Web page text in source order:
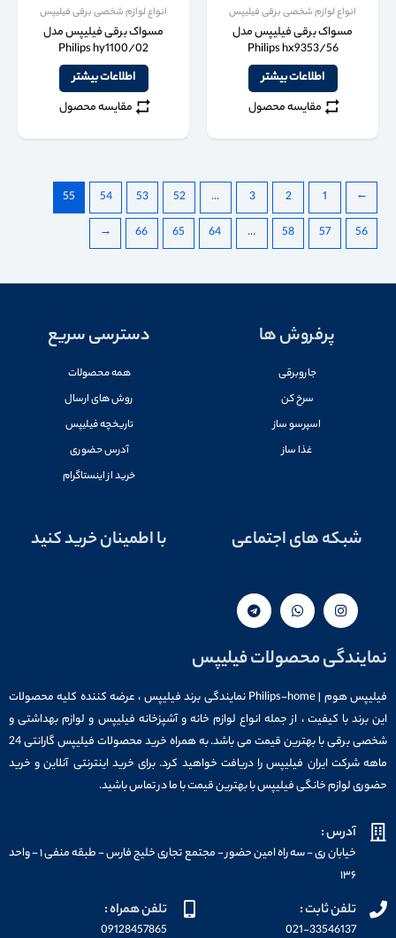
انواع لوازم شخصی برقی فیلیپس
مسواک برقی فیلیپس مدل
Philips hx9353/56
اطلاعات بیشتر
مقایسه محصول
انواع لوازم شخصی برقی فیلیپس
مسواک برقی فیلیپس مدل
Philips hy1100/02
اطلاعات بیشتر
مقایسه محصول
→
1
2
3
…
52
53
54
55
56
57
58
…
64
65
66
←
پرفروش ها
جاروبرقی
سرخ کن
اسپرسو ساز
غذا ساز
دسترسی سریع
همه محصولات
روش های ارسال
تاریخچه فیلیپس
آدرس حضوری
خرید از اینستاگرام
شبکه های اجتماعی با اطمینان خرید کنید
نمایندگی محصولات فیلیپس
فیلیپس هوم | Philips-home نمایندگی برند فیلیپس ، عرضه کننده کلیه محصولات
این برند با کیفیت ، از جمله انواع لوازم خانه و آشپزخانه فیلیپس و لوازم بهداشتی و
شخصی برقی با بهترین قیمت می باشد. به همراه خرید محصولات فیلیپس گارانتی 24
ماهه شرکت ایران فیلیپس را دریافت خواهید کرد. برای خرید اینترنتی آنلاین و خرید
حضوری لوازم خانگی فیلیپس با بهترین قیمت با ما در تماس باشید.
آدرس :
خیابان ری - سه راه امین حضور - مجتمع تجاری خلیج فارس - طبقه منفی ۱ - واحد
۱۳۶
تلفن ثابت :
021-33546137
تلفن همراه :
09128457865